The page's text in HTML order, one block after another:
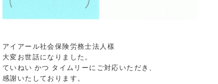
アイアール社会保険労務士法人樣
大変お世話になりました。
ていねい かつ タイムリーにご対応いただき、
感謝いたしております。